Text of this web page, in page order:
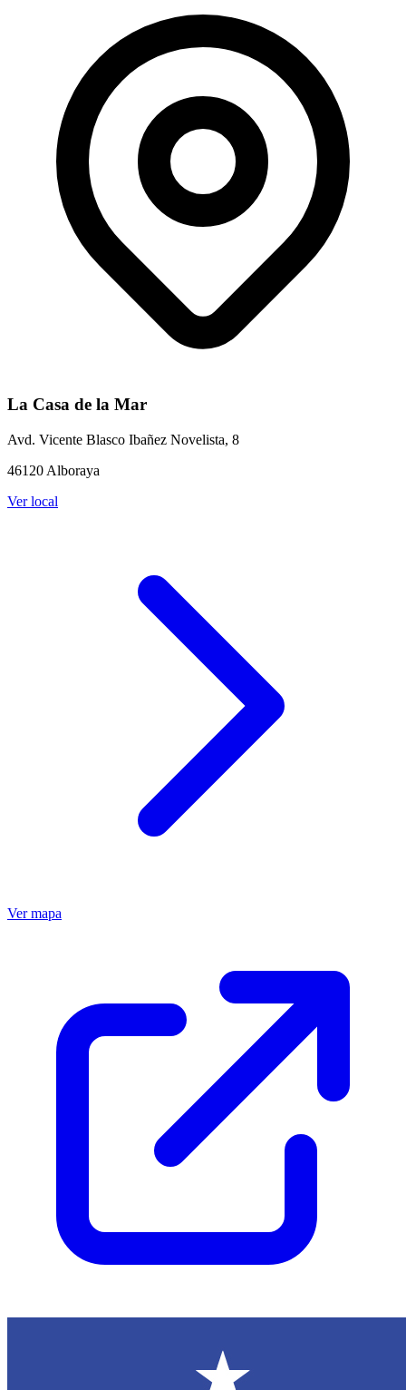
La Casa de la Mar
Avd. Vicente Blasco Ibañez Novelista, 8
46120 Alboraya
Ver local
Ver mapa